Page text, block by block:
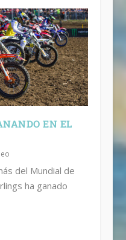
EN EL
del Mundial de
ha ganado